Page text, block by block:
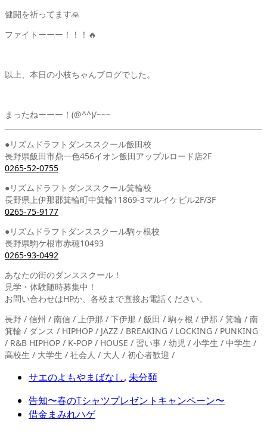
健闘を祈ってます🙏
ファイトーーー！！！🔥
以上、本日の小枝ちゃんブログでした。
まったねーーー！(@^^)/~~~
●リズムドラフトダンススクール飯田校
長野県飯田市鼎一色456イオン飯田アップルロード店2F
0265-52-0755
●リズムドラフトダンススクール箕輪校
長野県上伊那郡箕輪町中箕輪11869-3マルイケビル2F/3F
0265-75-9177
●リズムドラフトダンススクール駒ヶ根校
長野県駒ケ根市赤穂10493
0265-93-0492
あなたの街のダンススクール！
見学・体験随時募集中！
お問い合わせはHPか、各校まで直接お電話ください。
長野 / 信州 / 南信 / 上伊那 / 下伊那 / 飯田 / 駒ヶ根 / 伊那 / 箕輪 / 南
箕輪 / ダンス / HIPHOP / JAZZ / BREAKING / LOCKING / PUNKING
/ R&B HIPHOP / K-POP / HOUSE / 習い事 / 幼児 / 小学生 / 中学生 /
高校生 / 大学生 / 社会人 / 大人 / 初心者歓迎 /
サエのよもやまばなし, 未分類
告知〜春のTシャツプレゼントキャンペーン〜
借金まみれハゲ